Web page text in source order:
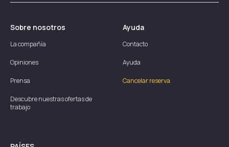
Sobre nosotros
La compañía
Opiniones
Prensa
Descubre nuestras ofertas de
trabajo
Ayuda
Contacto
Ayuda
Cancelar reserva